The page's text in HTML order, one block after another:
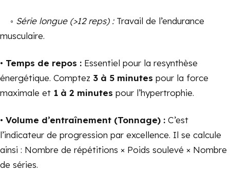
◦ Série longue (>12 reps) :Travail de l’endurance
musculaire.
• Temps de repos : Essentiel pour la resynthèse
énergétique. Comptez 3 à 5 minutes pour la force
maximale et 1 à 2 minutes pour l’hypertrophie.
• Volume d’entraînement (Tonnage) : C’est
l’indicateur de progression par excellence. Il se calcule
ainsi : Nombre de répétitions × Poids soulevé × Nombre
de séries.